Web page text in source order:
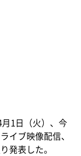
1日（火）、今
イブ映像配信、
発表した。